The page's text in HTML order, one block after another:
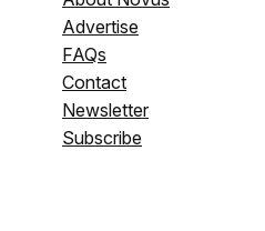
Advertise
FAQs
Contact
Newsletter
Subscribe